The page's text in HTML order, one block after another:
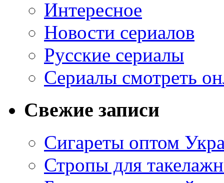
Интересное
Новости сериалов
Русские сериалы
Сериалы смотреть
Свежие записи
Сигареты оптом
Стропы для